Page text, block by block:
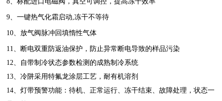
9、一键热气化霜启动,冻干不等待
10、放气阀脉冲回填惰性气体
11、断电双重防返油保护，防止异常断电导致的样品污染
12、自带制冷状态参数检测的成熟制冷系统
13、冷阱采用特氟龙涂层工艺，耐有机溶剂
14、灯带预警功能：待机、正常运行、冻干结束、故障处理，状态一